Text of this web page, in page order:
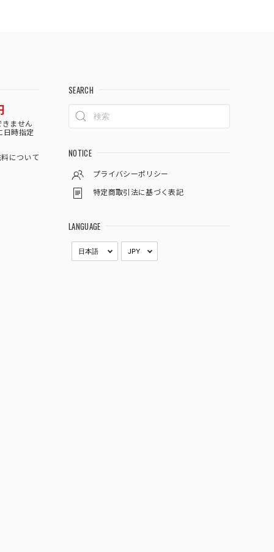
きません
日時指定
について
SEARCH
NOTICE
プライバシーポリシー
特定商取引法に基づく表記
LANGUAGE